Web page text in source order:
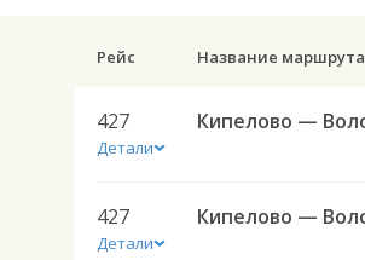
Рейс Название маршрута
427
Детали
427
Детали